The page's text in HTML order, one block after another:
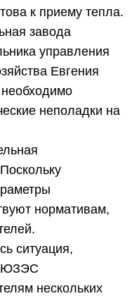
к приему тепла.
завода
управления
Евгения
неполадки на
нормативам,
ситуация,
нескольких